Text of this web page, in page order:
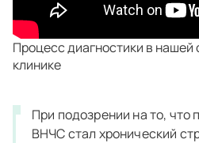
Процесс диагностики в нашей
клинике
При подозрении на то, что
ВНЧС стал хронический